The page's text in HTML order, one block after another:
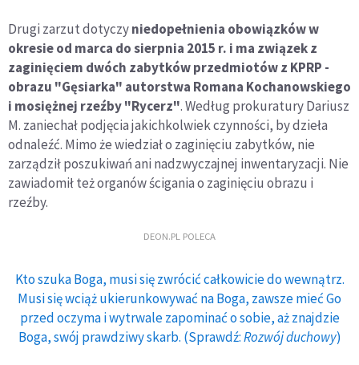
Drugi zarzut dotyczyniedopełnienia obowiązków w
okresie od marca do sierpnia 2015 r. i ma związek z
zaginięciem dwóch zabytków przedmiotów z KPRP -
obrazu "Gęsiarka" autorstwa Romana Kochanowskiego
i mosiężnej rzeźby "Rycerz". Według prokuratury Dariusz
M. zaniechał podjęcia jakichkolwiek czynności, by dzieła
odnaleźć. Mimo że wiedział o zaginięciu zabytków, nie
zarządził poszukiwań ani nadzwyczajnej inwentaryzacji. Nie
zawiadomił też organów ścigania o zaginięciu obrazu i
rzeźby.
DEON.PL POLECA
Kto szuka Boga, musi się zwrócić całkowicie do wewnątrz.
Musi się wciąż ukierunkowywać na Boga, zawsze mieć Go
przed oczyma i wytrwale zapominać o sobie, aż znajdzie
Boga, swój prawdziwy skarb. (Sprawdź:Rozwój duchowy)